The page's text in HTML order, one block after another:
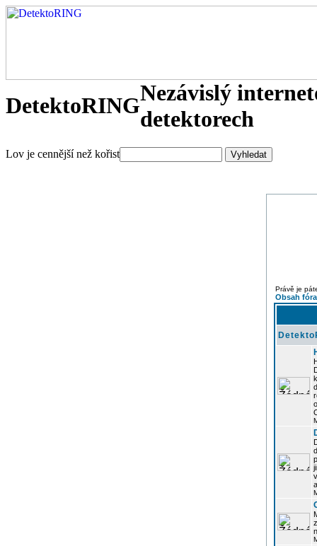
DetektoRINGNezávislý
detektorech
Lov je cennější než kořist
Právě je
Obsah